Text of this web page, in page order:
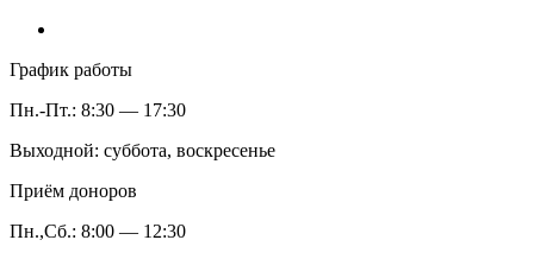
График работы
Пн.-Пт.: 8:30 — 17:30
Выходной: суббота, воскресенье
Приём доноров
Пн.,Сб.: 8:00 — 12:30